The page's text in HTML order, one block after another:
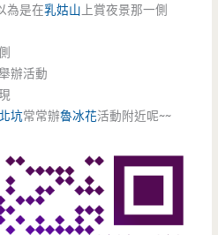
為是在乳姑山上賞夜景那一側
辦活動
坑常常辦魯冰花活動附近呢~~